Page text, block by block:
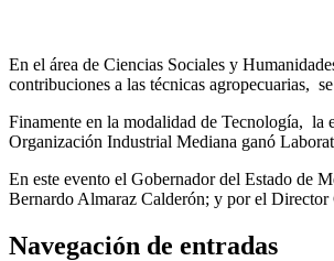
En el área de Ciencias Sociales y
contribuciones a las técnicas agropecuarias,
Finamente en la modalidad de Tecnología, la
Organización Industrial Mediana ganó
En este evento el Gobernador del Estado de
Bernardo Almaraz Calderón; y por el
Navegación de entradas